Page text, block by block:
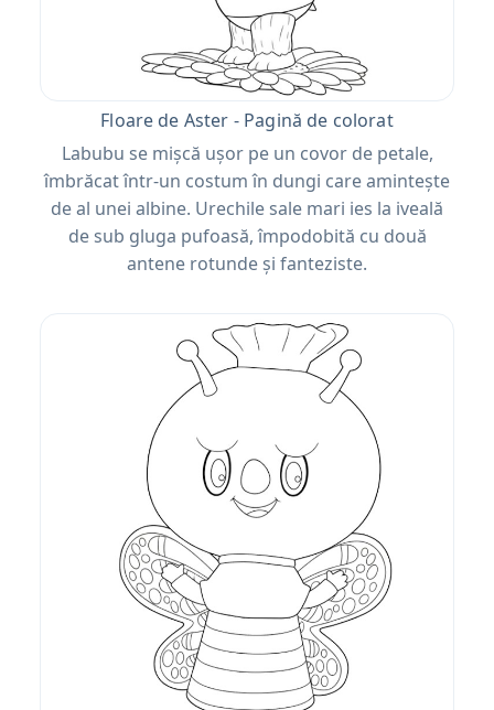
Floare de Aster - Pagină de colorat
Labubu se mișcă ușor pe un covor de petale,
îmbrăcat într-un costum în dungi care amintește
de al unei albine. Urechile sale mari ies la iveală
de sub gluga pufoasă, împodobită cu două
antene rotunde și fanteziste.